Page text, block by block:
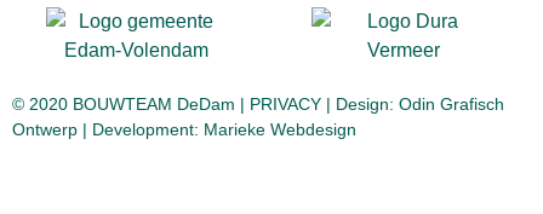
© 2020 BOUWTEAM DeDam | PRIVACY | Design: Odin Grafisch
Ontwerp | Development: Marieke Webdesign